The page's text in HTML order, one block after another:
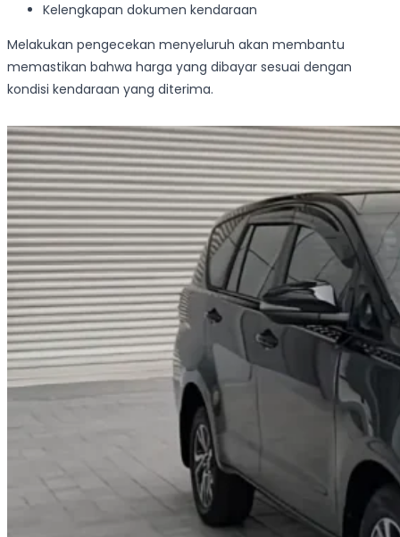
Kelengkapan dokumen kendaraan
Melakukan pengecekan menyeluruh akan membantu
memastikan bahwa harga yang dibayar sesuai dengan
kondisi kendaraan yang diterima.